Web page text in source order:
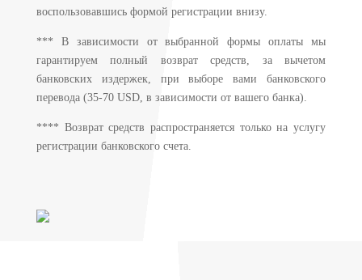
воспользовавшись формой регистрации внизу.
*** В зависимости от выбранной формы оплаты мы
гарантируем полный возврат средств, за вычетом
банковских издержек, при выборе вами банковского
перевода (35-70 USD, в зависимости от вашего банка).
**** Возврат средств распространяется только на услугу
регистрации банковского счета.